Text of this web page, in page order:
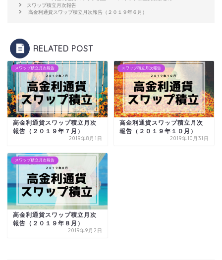
スワップ積立月次報告
高金利通貨スワップ積立月次報告（２０１９年６月）
RELATED POST
スワップ積立月次報告
高金利通貨スワップ積立月次
報告（２０１９年７月）
2019年8月1日
スワップ積立月次報告
高金利通貨スワップ積立月次
報告（２０１９年１０月）
2019年10月31日
スワップ積立月次報告
高金利通貨スワップ積立月次
報告（２０１９年８月）
2019年9月2日